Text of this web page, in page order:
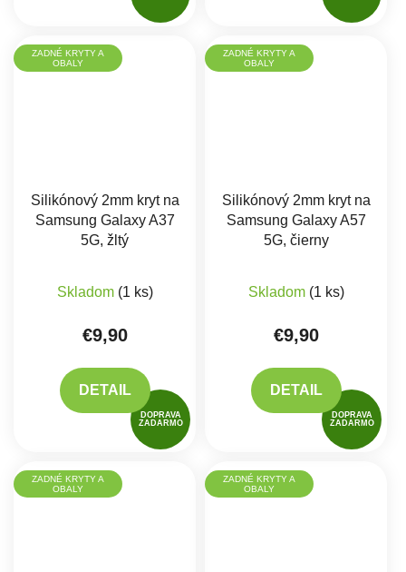
ZADNÉ KRYTY A
OBALY
DOPRAVA
ZADARMO
Silikónový 2mm kryt na
Samsung Galaxy A37
5G, žltý
Skladom (1 ks)
€9,90
DETAIL
ZADNÉ KRYTY A
OBALY
DOPRAVA
ZADARMO
Silikónový 2mm kryt na
Samsung Galaxy A57
5G, čierny
Skladom (1 ks)
€9,90
DETAIL
ZADNÉ KRYTY A
OBALY
ZADNÉ KRYTY A
OBALY